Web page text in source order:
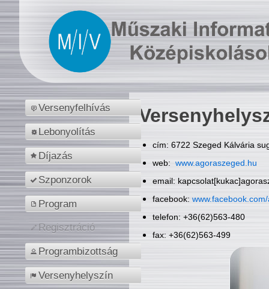
Versenyfelhívás
Lebonyolítás
Díjazás
Szponzorok
Program
Regisztráció
Programbizottság
Versenyhelyszín
cím: 6722 Szeged Kálvária
web: www.agoraszeged.hu
email:
facebook:
telefon: +36(62)563-480
fax: +36(62)563-499